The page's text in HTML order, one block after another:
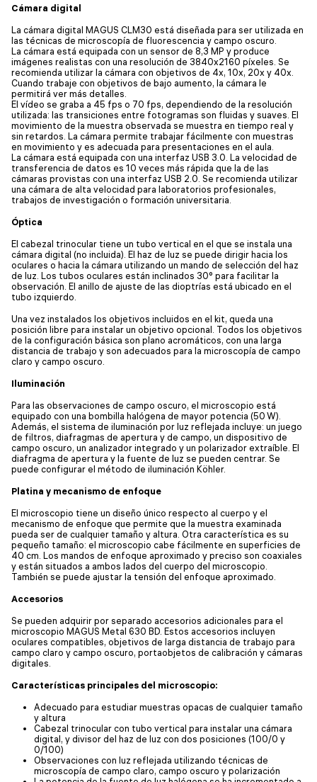
Cámara digital
La cámara digital MAGUS CLM30 está diseñada para ser utilizada en
las técnicas de microscopía de fluorescencia y campo oscuro.
La cámara está equipada con un sensor de 8,3 MP y produce
imágenes realistas con una resolución de 3840x2160 píxeles. Se
recomienda utilizar la cámara con objetivos de 4x, 10x, 20x y 40x.
Cuando trabaje con objetivos de bajo aumento, la cámara le
permitirá ver más detalles.
El vídeo se graba a 45 fps o 70 fps, dependiendo de la resolución
utilizada: las transiciones entre fotogramas son fluidas y suaves. El
movimiento de la muestra observada se muestra en tiempo real y
sin retardos. La cámara permite trabajar fácilmente con muestras
en movimiento y es adecuada para presentaciones en el aula.
La cámara está equipada con una interfaz USB 3.0. La velocidad de
transferencia de datos es 10 veces más rápida que la de las
cámaras provistas con una interfaz USB 2.0. Se recomienda utilizar
una cámara de alta velocidad para laboratorios profesionales,
trabajos de investigación o formación universitaria.
Óptica
El cabezal trinocular tiene un tubo vertical en el que se instala una
cámara digital (no incluida). El haz de luz se puede dirigir hacia los
oculares o hacia la cámara utilizando un mando de selección del haz
de luz. Los tubos oculares están inclinados 30° para facilitar la
observación. El anillo de ajuste de las dioptrías está ubicado en el
tubo izquierdo.
Una vez instalados los objetivos incluidos en el kit, queda una
posición libre para instalar un objetivo opcional. Todos los objetivos
de la configuración básica son plano acromáticos, con una larga
distancia de trabajo y son adecuados para la microscopía de campo
claro y campo oscuro.
Iluminación
Para las observaciones de campo oscuro, el microscopio está
equipado con una bombilla halógena de mayor potencia (50 W).
Además, el sistema de iluminación por luz reflejada incluye: un juego
de filtros, diafragmas de apertura y de campo, un dispositivo de
campo oscuro, un analizador integrado y un polarizador extraíble. El
diafragma de apertura y la fuente de luz se pueden centrar. Se
puede configurar el método de iluminación Köhler.
Platina y mecanismo de enfoque
El microscopio tiene un diseño único respecto al cuerpo y el
mecanismo de enfoque que permite que la muestra examinada
pueda ser de cualquier tamaño y altura. Otra característica es su
pequeño tamaño: el microscopio cabe fácilmente en superficies de
40 cm. Los mandos de enfoque aproximado y preciso son coaxiales
y están situados a ambos lados del cuerpo del microscopio.
También se puede ajustar la tensión del enfoque aproximado.
Accesorios
Se pueden adquirir por separado accesorios adicionales para el
microscopio MAGUS Metal 630 BD. Estos accesorios incluyen
oculares compatibles, objetivos de larga distancia de trabajo para
campo claro y campo oscuro, portaobjetos de calibración y cámaras
digitales.
Características principales del microscopio:
Adecuado para estudiar muestras opacas de cualquier tamaño
y altura
Cabezal trinocular con tubo vertical para instalar una cámara
digital, y divisor del haz de luz con dos posiciones (100/0 y
0/100)
Observaciones con luz reflejada utilizando técnicas de
microscopía de campo claro, campo oscuro y polarización